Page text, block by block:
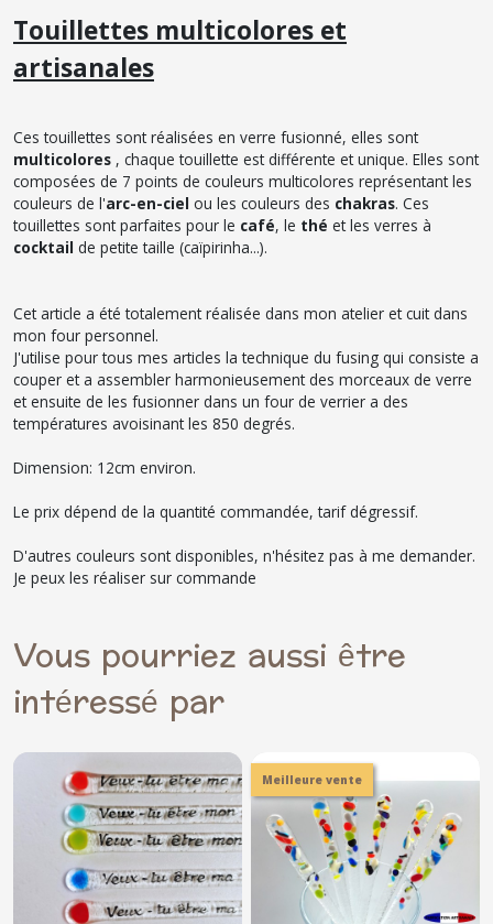
Touillettes multicolores et
artisanales
Ces touillettes sont réalisées en verre fusionné, elles sont
multicolores , chaque touillette est différente et unique. Elles sont
composées de 7 points de couleurs multicolores représentant les
couleurs de l'arc-en-ciel ou les couleurs des chakras. Ces
touillettes sont parfaites pour le café, le thé et les verres à
cocktail de petite taille (caïpirinha...).
Cet article a été totalement réalisée dans mon atelier et cuit dans
mon four personnel.
J'utilise pour tous mes articles la technique du fusing qui consiste a
couper et a assembler harmonieusement des morceaux de verre
et ensuite de les fusionner dans un four de verrier a des
températures avoisinant les 850 degrés.
Dimension: 12cm environ.
Le prix dépend de la quantité commandée, tarif dégressif.
D'autres couleurs sont disponibles, n'hésitez pas à me demander.
Je peux les réaliser sur commande
Vous pourriez aussi être
intéressé par
Meilleure vente